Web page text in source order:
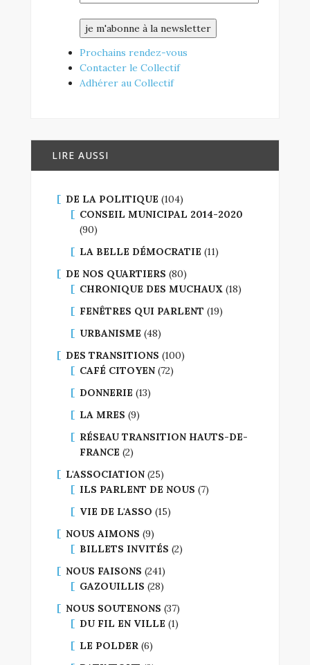
Prochains rendez-vous
Contacter le Collectif
Adhérer au Collectif
LIRE AUSSI
DE LA POLITIQUE (104)
CONSEIL MUNICIPAL 2014-2020
(90)
LA BELLE DÉMOCRATIE (11)
DE NOS QUARTIERS (80)
CHRONIQUE DES MUCHAUX (18)
FENÊTRES QUI PARLENT (19)
URBANISME (48)
DES TRANSITIONS (100)
CAFÉ CITOYEN (72)
DONNERIE (13)
LA MRES (9)
RÉSEAU TRANSITION HAUTS-DE-
FRANCE (2)
L'ASSOCIATION (25)
ILS PARLENT DE NOUS (7)
VIE DE L'ASSO (15)
NOUS AIMONS (9)
BILLETS INVITÉS (2)
NOUS FAISONS (241)
GAZOUILLIS (28)
NOUS SOUTENONS (37)
DU FIL EN VILLE (1)
LE POLDER (6)